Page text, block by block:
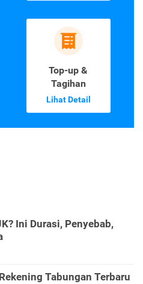
Top-up &
Tagihan
Lihat Detail
Ini Durasi, Penyebab,
Tabungan Terbaru